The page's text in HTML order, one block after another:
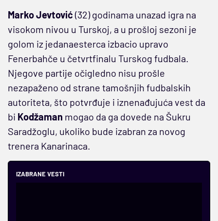
Marko Jevtović (32)godinama unazad igra na
visokom nivou u Turskoj, a u prošloj sezoni je
golom iz jedanaesterca izbacio upravo
Fenerbahče u četvrtfinalu Turskog fudbala.
Njegove partije očigledno nisu prošle
nezapaženo od strane tamošnjih fudbalskih
autoriteta, što potvrđuje i iznenađujuća vest da
bi Kodžaman mogao da ga dovede na Šukru
Saradžoglu, ukoliko bude izabran za novog
trenera Kanarinaca.
IZABRANE VESTI